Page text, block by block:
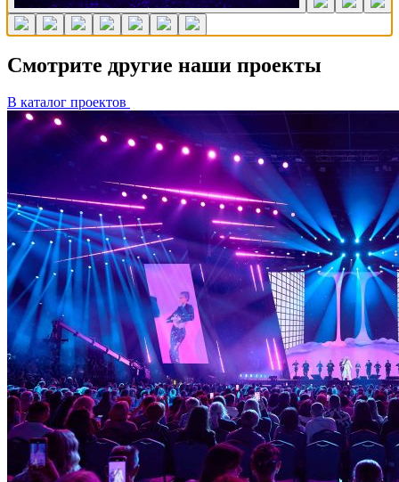
Смотрите другие наши проекты
В каталог проектов